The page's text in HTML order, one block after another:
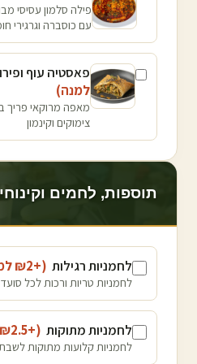
פילה סלמון עסיסי
עם כוסברה וגרגירי
פאסטיה עוף
למנה)
מאפה מרוקאי פריך
צימוקים וקינמון
תוספות, לחמים
לחמניות רגילות (+₪
2
לחמניות טריות ורכות לכל סועד
לחמניות מתוקות (+₪
2.5
לחמניות קלועות מתוקות